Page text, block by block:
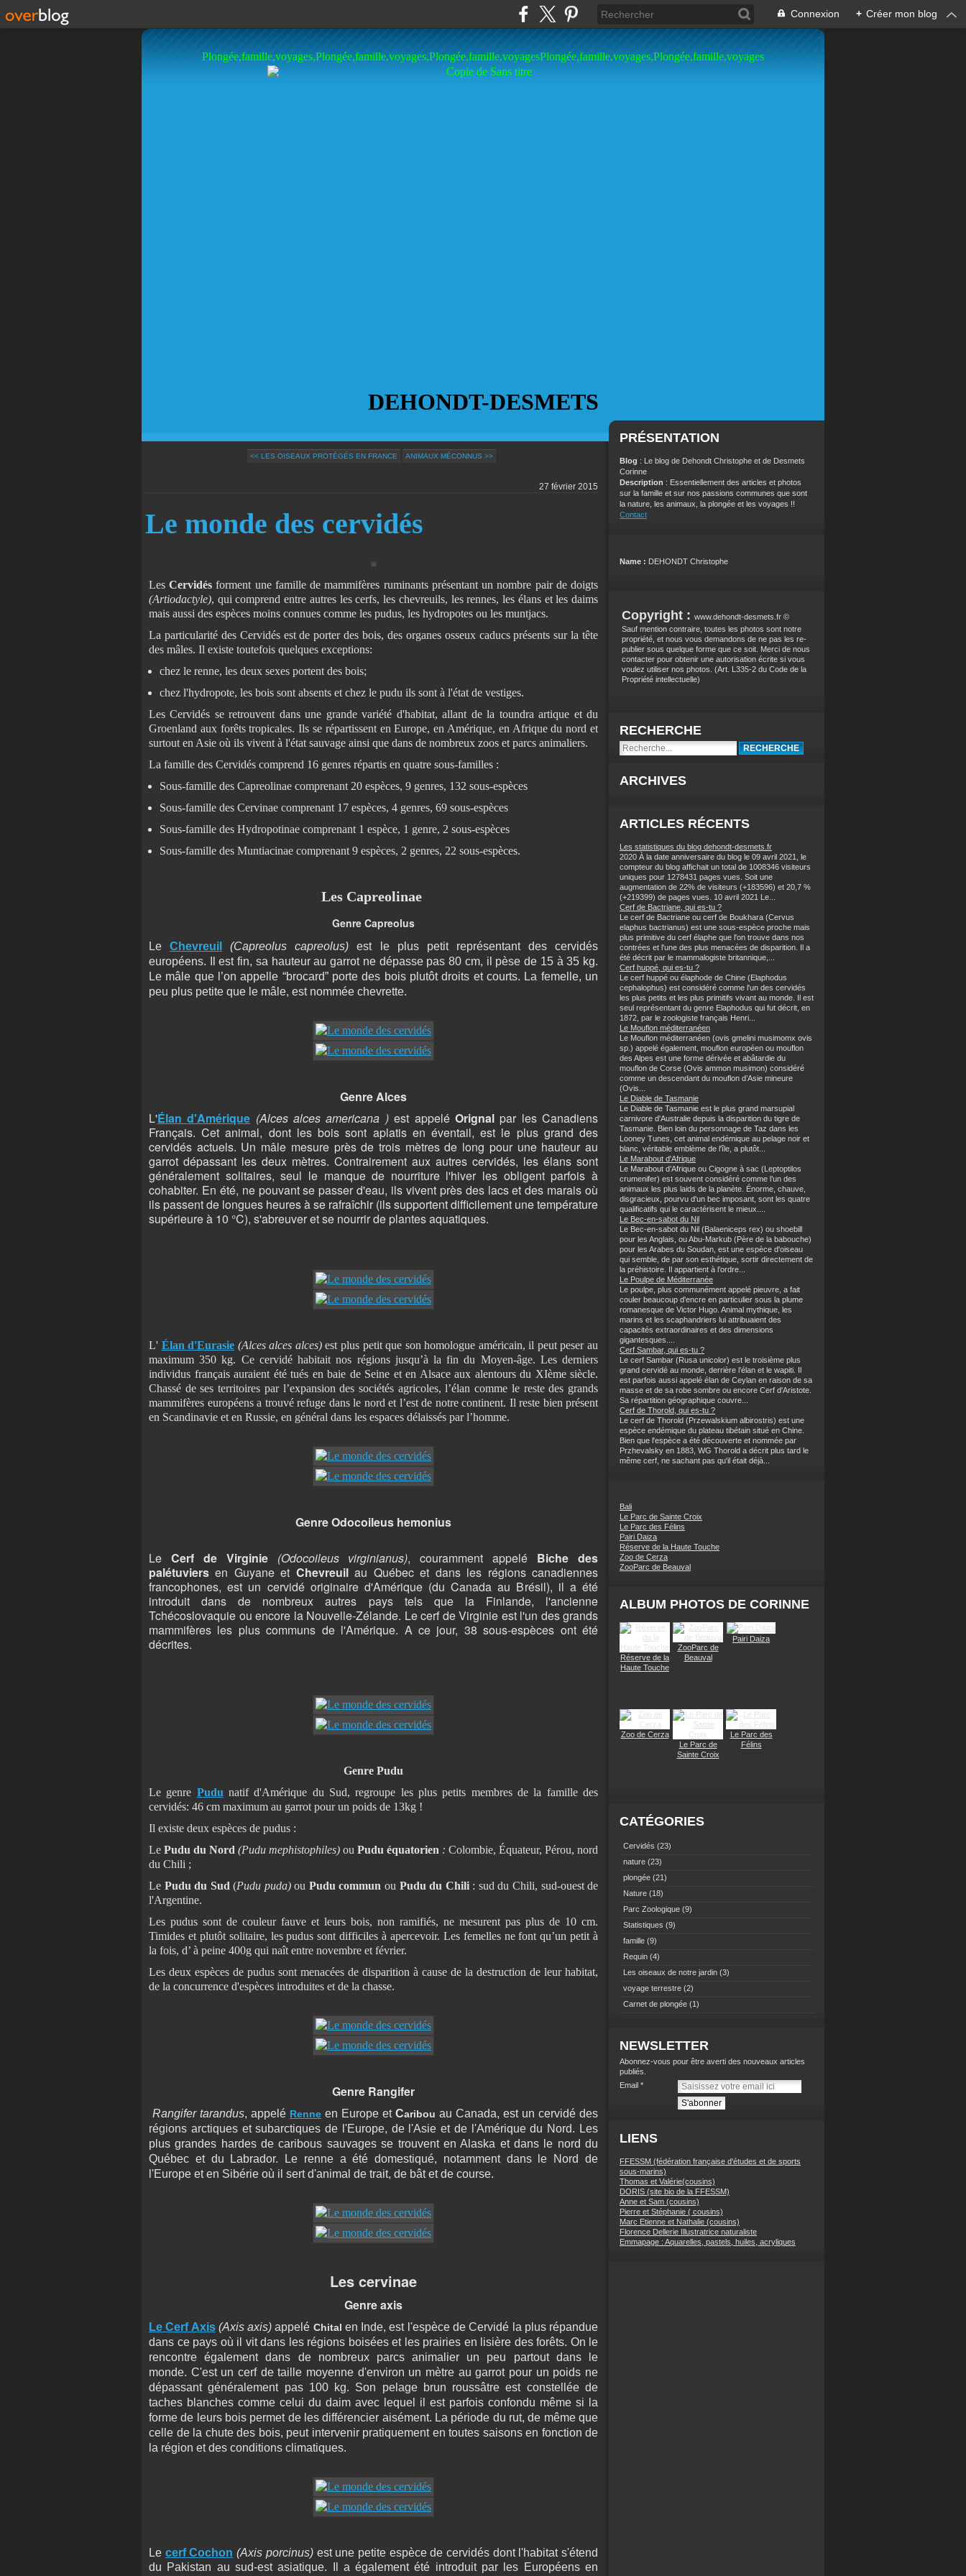
Connexion + Créer mon blog
Plongée,famille,voyages,Plongée,famille,voyages,Plongée,famille,voyagesPlongée,famille,voyages,Plongée,famille,voyages
DEHONDT-DESMETS
<< LES OISEAUX PROTÉGÉS EN FRANCE ANIMAUX MÉCONNUS >>
27 février 2015
Le monde des cervidés
LesCervidés forment une famille de mammifères ruminants présentant un nombre pair de doigts
(Artiodactyle), qui comprend entre autres les cerfs, les chevreuils, les rennes, les élans et les daims
mais aussi des espèces moins connues comme les pudus, les hydropotes ou les muntjacs.
La particularité des Cervidés est de porter des bois, des organes osseux caducs présents sur la tête
des mâles. Il existe toutefois quelques exceptions:
chez le renne, les deux sexes portent des bois;
chez l'hydropote, les bois sont absents et chez le pudu ils sont à l'état de vestiges.
Les Cervidés se retrouvent dans une grande variété d'habitat, allant de la toundra artique et du
Groenland aux forêts tropicales. Ils se répartissent en Europe, en Amérique, en Afrique du nord et
surtout en Asie où ils vivent à l'état sauvage ainsi que dans de nombreux zoos et parcs animaliers.
La famille des Cervidés comprend 16 genres répartis en quatre sous-familles :
Sous-famille des Capreolinae comprenant 20 espèces, 9 genres, 132 sous-espèces
Sous-famille des Cervinae comprenant 17 espèces, 4 genres, 69 sous-espèces
Sous-famille des Hydropotinae comprenant 1 espèce, 1 genre, 2 sous-espèces
Sous-famille des Muntiacinae comprenant 9 espèces, 2 genres, 22 sous-espèces.
Les Capreolinae
Genre Capreolus
Le Chevreuil (Capreolus capreolus)est le plus petit représentant des cervidés
européens. Il est fin, sa hauteur au garrot ne dépasse pas 80 cm, il pèse de 15 à 35 kg.
Le mâle que l’on appelle “brocard” porte des bois plutôt droits et courts. La femelle, un
peu plus petite que le mâle, est nommée chevrette.
Genre Alces
L'Éland'Amérique (Alces alces americana )est appelé Orignal par les Canadiens
Français. Cet animal, dont les bois sont aplatis en éventail, est le plus grand des
cervidés actuels. Un mâle mesure près de trois mètres de long pour une hauteur au
garrot dépassant les deux mètres. Contrairement aux autres cervidés, les élans sont
généralement solitaires, seul le manque de nourriture l'hiver les obligent parfois à
cohabiter. En été, ne pouvant se passer d'eau, ils vivent près des lacs et des marais où
ils passent de longues heures à se rafraîchir (ils supportent difficilement une température
supérieure à 10 °C), s'abreuver et se nourrir de plantes aquatiques.
L' Élan d'Eurasie (Alces alces alces)est plus petit que son homologue américain, il peut peser au
maximum 350 kg. Ce cervidé habitait nos régions jusqu’à la fin du Moyen-âge. Les derniers
individus français auraient été tués en baie de Seine et en Alsace aux alentours du XIème siècle.
Chassé de ses territoires par l’expansion des sociétés agricoles, l’élan comme le reste des grands
mammifères européens a trouvé refuge dans le nord et l’est de notre continent. Il reste bien présent
en Scandinavie et en Russie, en général dans les espaces délaissés par l’homme.
Genre Odocoileus hemonius
Le Cerf de Virginie (Odocoileus virginianus), couramment appelé Biche des
palétuviersen Guyane et Chevreuilau Québec et dans les régions canadiennes
francophones, est un cervidé originaire d'Amérique (du Canada au Brésil), il a été
introduit dans de nombreux autres pays tels que la Finlande, l'ancienne
Tchécoslovaquie ou encore la Nouvelle-Zélande. Le cerf de Virginie est l'un des grands
mammifères les plus communs de l'Amérique. A ce jour, 38 sous-espèces ont été
décrites.
Genre Pudu
Le genre Pudu natif d'Amérique du Sud, regroupe les plus petits membres de la famille des
cervidés: 46 cm maximum au garrot pour un poids de 13kg !
Il existe deux espèces de pudus :
Le Pudu du Nord (Pudu mephistophiles) ou Pudu équatorien : Colombie, Équateur, Pérou, nord
du Chili ;
Le Pudu du Sud (Pudu puda)ou Pudu commun ou Pudu du Chili : sud du Chili, sud-ouest de
l'Argentine.
Les pudus sont de couleur fauve et leurs bois, non ramifiés, ne mesurent pas plus de 10 cm.
Timides et plutôt solitaire, les pudus sont difficiles à apercevoir. Les femelles ne font qu’un petit à
la fois, d’ à peine 400g qui naît entre novembre et février.
Les deux espèces de pudus sont menacées de disparition à cause de la destruction de leur habitat,
de la concurrence d'espèces introduites et de la chasse.
Genre Rangifer
Rangifer tarandus, appelé Renne en Europe et Caribou au Canada, est un cervidé des
régions arctiques et subarctiques de l'Europe, de l'Asie et de l'Amérique du Nord. Les
plus grandes hardes de caribous sauvages se trouvent en Alaska et dans le nord du
Québec et du Labrador. Le renne a été domestiqué, notamment dans le Nord de
l'Europe et en Sibérie où il sert d'animal de trait, de bât et de course.
Les cervinae
Genre axis
Le Cerf Axis (Axis axis)appelé Chital en Inde, est l'espèce de Cervidé la plus répandue
dans ce pays où il vit dans les régions boisées et les prairies en lisière des forêts. On le
rencontre également dans de nombreux parcs animalier un peu partout dans le
monde. C'est un cerf de taille moyenne d'environ un mètre au garrot pour un poids ne
dépassant généralement pas 100 kg. Son pelage brun roussâtre est constellée de
taches blanches comme celui du daim avec lequel il est parfois confondu même si la
forme de leurs bois permet de les différencier aisément. La période du rut, de même que
celle de la chute des bois, peut intervenir pratiquement en toutes saisons en fonction de
la région et des conditions climatiques.
Le cerf Cochon (Axis porcinus)est une petite espèce de cervidés dont l'habitat s'étend
du Pakistan au sud-est asiatique. Il a également été introduit par les Européens en
PRÉSENTATION
Blog : Le blog de Dehondt Christophe et de Desmets
Corinne
Description : Essentiellement des articles et photos
sur la famille et sur nos passions communes que sont
la nature, les animaux, la plongée et les voyages !!
Contact
Name : DEHONDT Christophe
Copyright : www.dehondt-desmets.fr ©
Sauf mention contraire, toutes les photos sont notre
propriété, et nous vous demandons de ne pas les re-
publier sous quelque forme que ce soit. Merci de nous
contacter pour obtenir une autorisation écrite si vous
voulez utiliser nos photos . (Art. L335-2 du Code de la
Propriété intellectuelle)
RECHERCHE
ARCHIVES
ARTICLES RÉCENTS
Les statistiques du blog dehondt-desmets.fr
2020 À la date anniversaire du blog le 09 avril 2021, le
compteur du blog affichait un total de 1008346 visiteurs
uniques pour 1278431 pages vues. Soit une
augmentation de 22% de visiteurs (+183596) et 20,7 %
(+219399) de pages vues. 10 avril 2021 Le...
Cerf de Bactriane, qui es-tu ?
Le cerf de Bactriane ou cerf de Boukhara (Cervus
elaphus bactrianus) est une sous-espèce proche mais
plus primitive du cerf élaphe que l'on trouve dans nos
contrées et l'une des plus menacées de disparition. Il a
été décrit par le mammalogiste britannique,...
Cerf huppé, qui es-tu ?
Le cerf huppé ou élaphode de Chine (Elaphodus
cephalophus) est considéré comme l'un des cervidés
les plus petits et les plus primitifs vivant au monde. Il est
seul représentant du genre Elaphodus qui fut décrit, en
1872, par le zoologiste français Henri...
Le Mouflon méditerranéen
Le Mouflon méditerranéen (ovis gmelini musimomx ovis
sp.) appelé également, mouflon européen ou mouflon
des Alpes est une forme dérivée et abâtardie du
mouflon de Corse (Ovis ammon musimon) considéré
comme un descendant du mouflon d’Asie mineure
(Ovis...
Le Diable de Tasmanie
Le Diable de Tasmanie est le plus grand marsupial
carnivore d'Australie depuis la disparition du tigre de
Tasmanie. Bien loin du personnage de Taz dans les
Looney Tunes, cet animal endémique au pelage noir et
blanc, véritable emblème de l'île, a plutôt...
Le Marabout d'Afrique
Le Marabout d’Afrique ou Cigogne à sac (Leptoptilos
crumenifer) est souvent considéré comme l’un des
animaux les plus laids de la planète. Énorme, chauve,
disgracieux, pourvu d'un bec imposant, sont les quatre
qualificatifs qui le caractérisent le mieux....
Le Bec-en-sabot du Nil
Le Bec-en-sabot du Nil (Balaeniceps rex) ou shoebill
pour les Anglais, ou Abu-Markub (Père de la babouche)
pour les Arabes du Soudan, est une espèce d'oiseau
qui semble, de par son esthétique, sortir directement de
la préhistoire. Il appartient à l’ordre...
Le Poulpe de Méditerranée
Le poulpe, plus communément appelé pieuvre, a fait
couler beaucoup d'encre en particulier sous la plume
romanesque de Victor Hugo. Animal mythique, les
marins et les scaphandriers lui attribuaient des
capacités extraordinaires et des dimensions
gigantesques....
Cerf Sambar, qui es-tu ?
Le cerf Sambar (Rusa unicolor) est le troisième plus
grand cervidé au monde, derrière l’élan et le wapiti. Il
est parfois aussi appelé élan de Ceylan en raison de sa
masse et de sa robe sombre ou encore Cerf d'Aristote.
Sa répartition géographique couvre...
Cerf de Thorold, qui es-tu ?
Le cerf de Thorold (Przewalskium albirostris) est une
espèce endémique du plateau tibétain situé en Chine.
Bien que l'espèce a été découverte et nommée par
Przhevalsky en 1883, WG Thorold a décrit plus tard le
même cerf, ne sachant pas qu'il était déjà...
Bali
Le Parc de Sainte Croix
Le Parc des Félins
Pairi Daiza
Réserve de la Haute Touche
Zoo de Cerza
ZooParc de Beauval
ALBUM PHOTOS DE CORINNE
Réserve de la
Haute Touche
ZooParc de
Beauval
Pairi Daiza
Zoo de Cerza
Le Parc de
Sainte Croix
Le Parc des
Félins
CATÉGORIES
Cervidés (23)
nature (23)
plongée (21)
Nature (18)
Parc Zoologique (9)
Statistiques (9)
famille (9)
Requin (4)
Les oiseaux de notre jardin (3)
voyage terrestre (2)
Carnet de plongée (1)
NEWSLETTER
Abonnez-vous pour être averti des nouveaux articles
publiés.
Email
LIENS
FFESSM (fédération française d'études et de sports
sous-marins)
Thomas et Valérie(cousins)
DORIS (site bio de la FFESSM)
Anne et Sam (cousins)
Pierre et Stéphanie ( cousins)
Marc Etienne et Nathalie (cousins)
Florence Dellerie Illustratrice naturaliste
Emmapage : Aquarelles, pastels, huiles, acryliques